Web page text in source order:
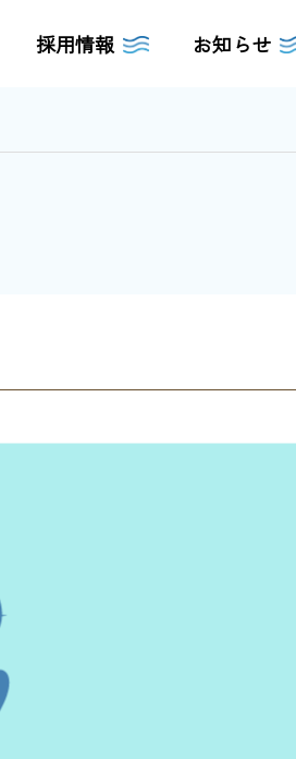
採用情報 お知らせ